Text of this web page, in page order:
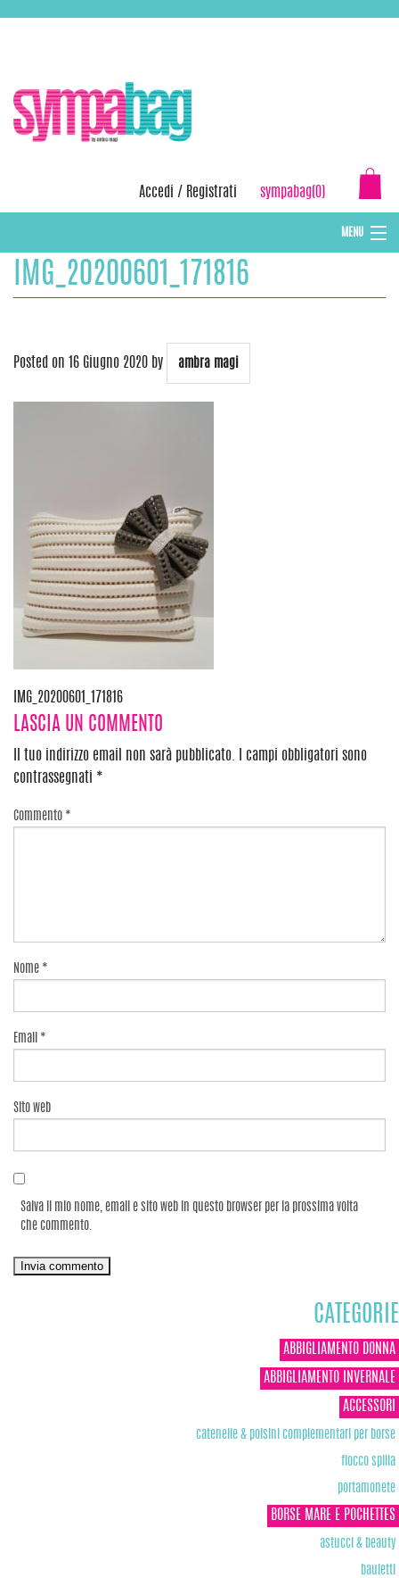
Accedi / Registrati sympabag(0)
MENU
CAPPELLI INVERNALI DONNA
IMG_20200601_171816
Posted on 16 Giugno 2020 by ambra magi
Navigazione
articoli
IMG_20200601_171816
LASCIA UN COMMENTO
Il tuo indirizzo email non sarà pubblicato.
I campi obbligatori sono
contrassegnati *
Commento *
Nome *
Email *
Sito web
Salva il mio nome, email e sito web in questo browser per la prossima volta
che commento.
CATEGORIE
ABBIGLIAMENTO DONNA
ABBIGLIAMENTO INVERNALE
ACCESSORI
catenelle & polsini complementari per borse
fiocco spilla
portamonete
BORSE MARE E POCHETTES
astucci & beauty
bauletti